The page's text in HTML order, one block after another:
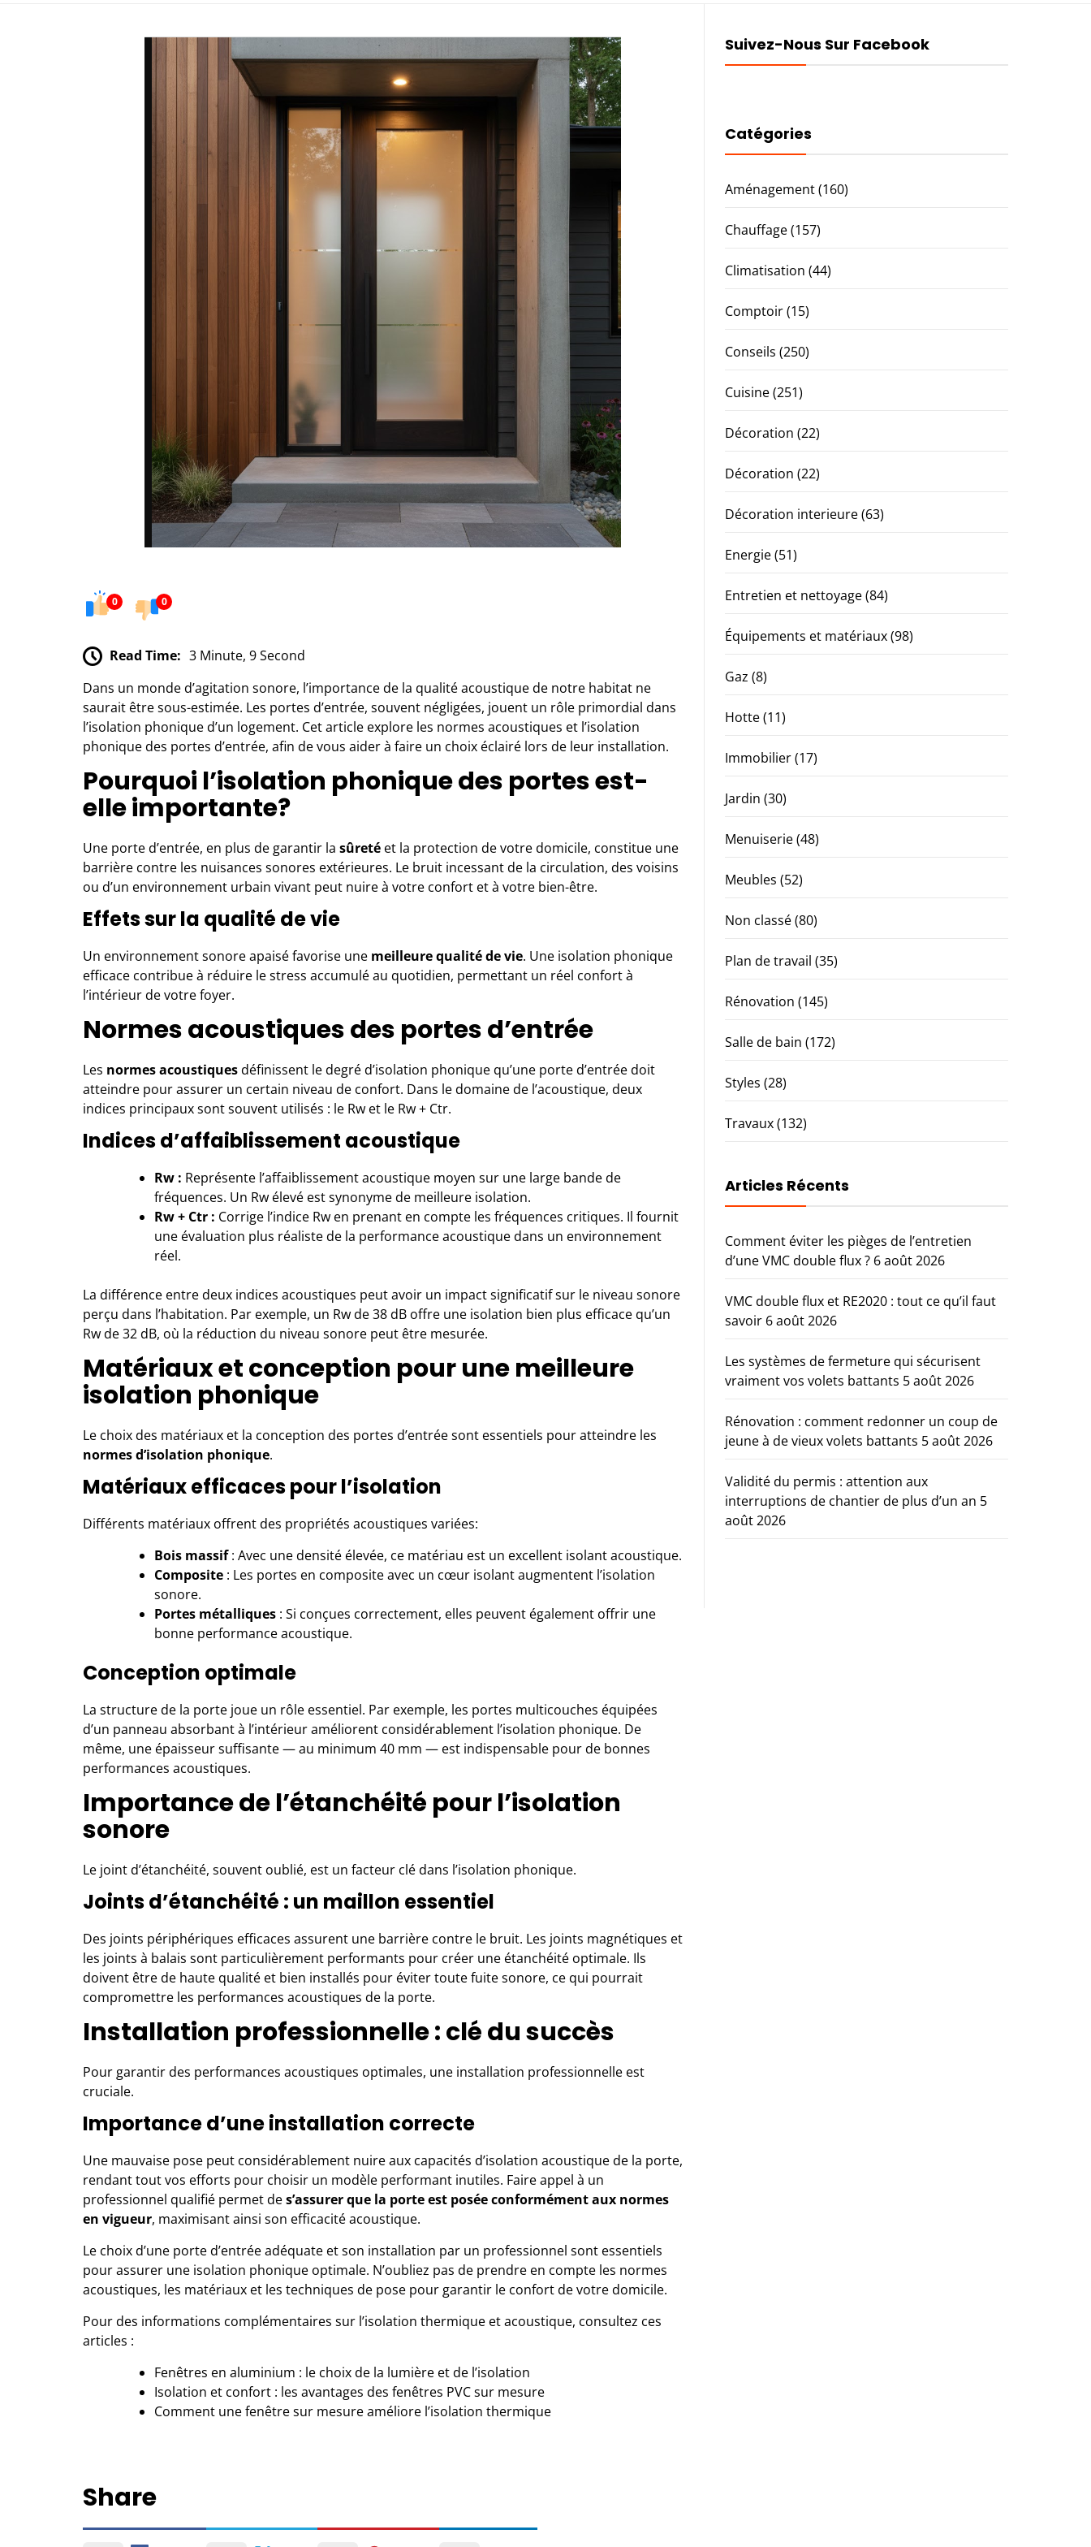
0 0
Read Time: 3 Minute, 9 Second
Dans un monde d’agitation sonore, l’importance de la qualité acoustique de notre habitat ne
saurait être sous-estimée. Les portes d’entrée, souvent négligées, jouent un rôle primordial dans
l’isolation phonique d’un logement. Cet article explore les normes acoustiques et l’isolation
phonique des portes d’entrée, afin de vous aider à faire un choix éclairé lors de leur installation.
Pourquoi l’isolation phonique des portes est-
elle importante?
Une porte d’entrée, en plus de garantir la sûreté et la protection de votre domicile, constitue une
barrière contre les nuisances sonores extérieures. Le bruit incessant de la circulation, des voisins
ou d’un environnement urbain vivant peut nuire à votre confort et à votre bien-être.
Effets sur la qualité de vie
Un environnement sonore apaisé favorise une meilleure qualité de vie. Une isolation phonique
efficace contribue à réduire le stress accumulé au quotidien, permettant un réel confort à
l’intérieur de votre foyer.
Normes acoustiques des portes d’entrée
Les normes acoustiquesdéfinissent le degré d’isolation phonique qu’une porte d’entrée doit
atteindre pour assurer un certain niveau de confort. Dans le domaine de l’acoustique, deux
indices principaux sont souvent utilisés : le Rw et le Rw + Ctr.
Indices d’affaiblissement acoustique
Rw : Représente l’affaiblissement acoustique moyen sur une large bande de
fréquences. Un Rw élevé est synonyme de meilleure isolation.
Rw + Ctr : Corrige l’indice Rw en prenant en compte les fréquences critiques. Il fournit
une évaluation plus réaliste de la performance acoustique dans un environnement
réel.
La différence entre deux indices acoustiques peut avoir un impact significatif sur le niveau sonore
perçu dans l’habitation. Par exemple, un Rw de 38 dB offre une isolation bien plus efficace qu’un
Rw de 32 dB, où la réduction du niveau sonore peut être mesurée.
Matériaux et conception pour une meilleure
isolation phonique
Le choix des matériaux et la conception des portes d’entrée sont essentiels pour atteindre les
normes d’isolation phonique.
Matériaux efficaces pour l’isolation
Différents matériaux offrent des propriétés acoustiques variées:
Bois massif: Avec une densité élevée, ce matériau est un excellent isolant acoustique.
Composite : Les portes en composite avec un cœur isolant augmentent l’isolation
sonore.
Portes métalliques : Si conçues correctement, elles peuvent également offrir une
bonne performance acoustique.
Conception optimale
La structure de la porte joue un rôle essentiel. Par exemple, les portes multicouches équipées
d’un panneau absorbant à l’intérieur améliorent considérablement l’isolation phonique. De
même, une épaisseur suffisante — au minimum 40 mm — est indispensable pour de bonnes
performances acoustiques.
Importance de l’étanchéité pour l’isolation
sonore
Le joint d’étanchéité, souvent oublié, est un facteur clé dans l’isolation phonique.
Joints d’étanchéité : un maillon essentiel
Des joints périphériques efficaces assurent une barrière contre le bruit. Les joints magnétiques et
les joints à balais sont particulièrement performants pour créer une étanchéité optimale. Ils
doivent être de haute qualité et bien installés pour éviter toute fuite sonore, ce qui pourrait
compromettre les performances acoustiques de la porte.
Installation professionnelle : clé du succès
Pour garantir des performances acoustiques optimales, une installation professionnelle est
cruciale.
Importance d’une installation correcte
Une mauvaise pose peut considérablement nuire aux capacités d’isolation acoustique de la porte,
rendant tout vos efforts pour choisir un modèle performant inutiles. Faire appel à un
professionnel qualifié permet des’assurer que la porte est posée conformément aux normes
en vigueur, maximisant ainsi son efficacité acoustique.
Le choix d’une porte d’entrée adéquate et son installation par un professionnel sont essentiels
pour assurer une isolation phonique optimale. N’oubliez pas de prendre en compte les normes
acoustiques, les matériaux et les techniques de pose pour garantir le confort de votre domicile.
Pour des informations complémentaires sur l’isolation thermique et acoustique, consultez ces
articles :
Fenêtres en aluminium : le choix de la lumière et de l’isolation
Isolation et confort : les avantages des fenêtres PVC sur mesure
Comment une fenêtre sur mesure améliore l’isolation thermique
Share
Suivez-Nous Sur Facebook
Catégories
Aménagement(160)
Chauffage(157)
Climatisation (44)
Comptoir(15)
Conseils (250)
Cuisine(251)
Décoration (22)
Décoration (22)
Décoration interieure(63)
Energie(51)
Entretien et nettoyage(84)
Équipements et matériaux(98)
Gaz (8)
Hotte(11)
Immobilier(17)
Jardin (30)
Menuiserie(48)
Meubles (52)
Non classé(80)
Plan de travail (35)
Rénovation (145)
Salle de bain (172)
Styles (28)
Travaux(132)
Articles Récents
Comment éviter les pièges de l’entretien
d’une VMC double flux ? 6 août 2026
VMC double flux et RE2020 : tout ce qu’il faut
savoir 6 août 2026
Les systèmes de fermeture qui sécurisent
vraiment vos volets battants 5 août 2026
Rénovation : comment redonner un coup de
jeune à de vieux volets battants 5 août 2026
Validité du permis : attention aux
interruptions de chantier de plus d’un an 5
août 2026